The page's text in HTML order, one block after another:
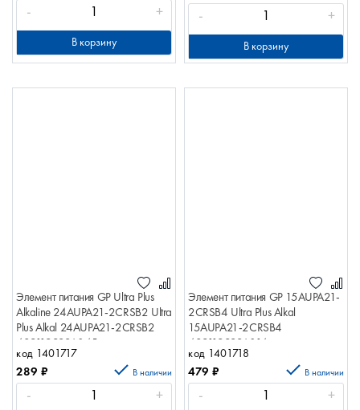
- +
В корзину
- +
В корзину
Элемент питания GP Ultra Plus
Alkaline 24AUPA21-2CRSB2 Ultra
Plus Alkal 24AUPA21-2CRSB2
4891199226045
код 1401717
289 ₽ В наличии
- +
Элемент питания GP 15AUPA21-
2CRSB4 Ultra Plus Alkal
15AUPA21-2CRSB4
4891199226014
код 1401718
479 ₽ В наличии
- +